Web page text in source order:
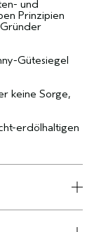
und
Prinzipien
Gütesiegel
keine Sorge,
erdölhaltigen